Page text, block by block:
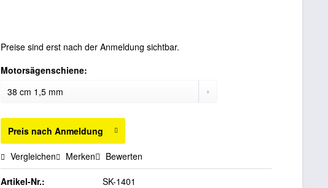
Preise sind erst nach der Anmeldung sichtbar.
Motorsägenschiene:
Preis nach Anmeldung
Vergleichen Merken Bewerten
Artikel-Nr.: SK-1401